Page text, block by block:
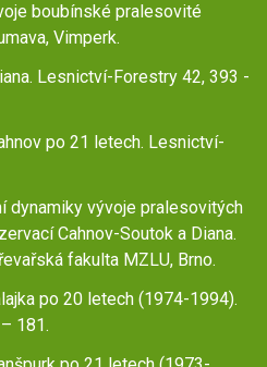
boubínské pralesovité
Vimperk.
Lesnictví-Forestry 42, 393 -
po 21 letech. Lesnictví-
dynamiky vývoje pralesovitých
Cahnov-Soutok a Diana.
fakulta MZLU, Brno.
po 20 letech (1974-1994).
181.